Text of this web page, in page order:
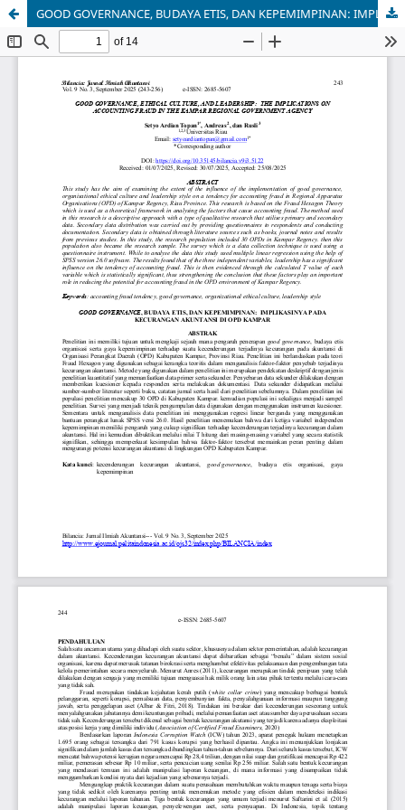
GOOD GOVERNANCE, BUDAYA ETIS, DAN KEPEMIMPINAN: IMPLIKASINYA PADA KECURANGAN AKUNTANSI DI OPD KAMPAR